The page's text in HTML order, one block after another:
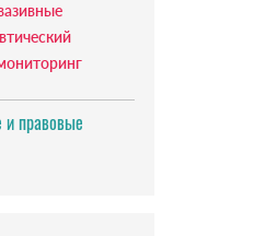
и правовые